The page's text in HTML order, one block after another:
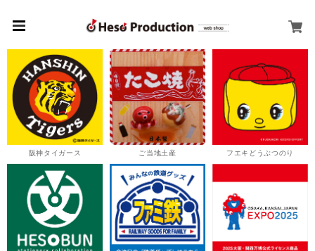
阪神タイガース ご当地土産 フエキどうぶつのり